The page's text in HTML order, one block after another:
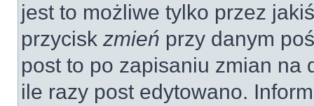
jest to możliwe tylko przez
przycisk zmień przy danym
post to po zapisaniu zmian na
ile razy post edytowano.